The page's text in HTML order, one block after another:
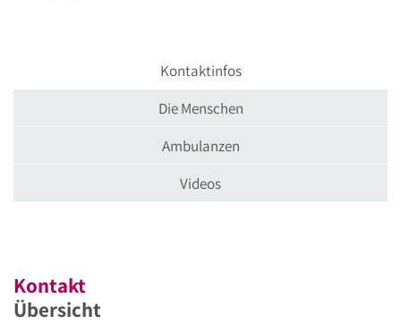
Kontaktinfos
Die Menschen
Ambulanzen
Videos
Kontakt
Übersicht